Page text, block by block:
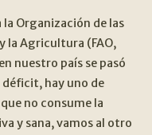
Organización de las
la Agricultura (FAO,
nuestro país se pasó
hay uno de
no consume la
y sana, vamos al otro